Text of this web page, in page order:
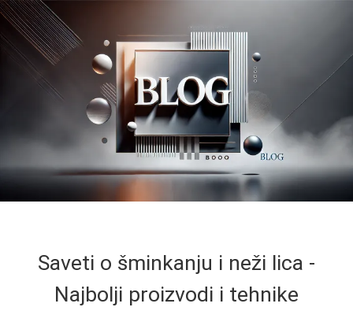
Saveti o šminkanju i neži lica -
Najbolji proizvodi i tehnike